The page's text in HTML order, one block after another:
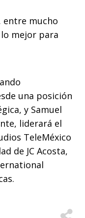
entre mucho
mejor para
una posición
y Samuel
liderará el
TeleMéxico
de JC Acosta,